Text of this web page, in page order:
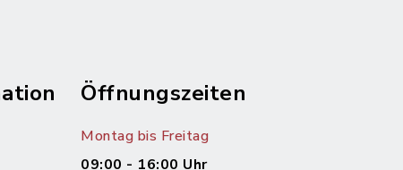
Öffnungszeiten
Montag bis Freitag
09:00 - 16:00 Uhr